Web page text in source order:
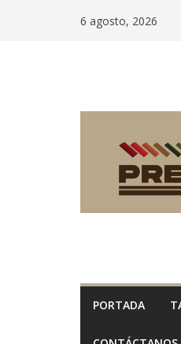
6 agosto, 2026
PORTADA